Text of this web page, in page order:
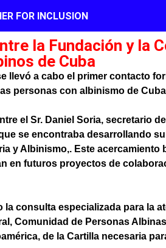
FOR INCLUSION
la Fundación y la
de Cuba
llevó a cabo el primer contacto
personas con albinismo de
el Sr. Daniel Soria, secretario
se encontraba desarrollando
y Albinismo,. Este acercamiento
en futuros proyectos de
la consulta especializada para la
Comunidad de Personas
de la Cartilla necesaria